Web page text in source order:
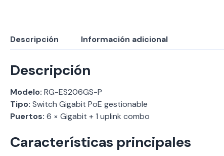
Descripción Información adicional
Descripción
Modelo: RG-ES206GS-P
Tipo: Switch Gigabit PoE gestionable
Puertos: 6 × Gigabit + 1 uplink combo
Características principales